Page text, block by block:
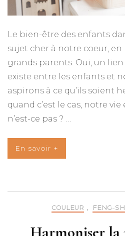
Le bien-être des enfants
sujet cher à notre coeur,
grands parents. Oui, un
existe entre les enfants et
aspirons à ce qu’ils soient
quand c’est le cas, notre
n’est-ce pas ? …
En savoir +
COULEUR , FENG-
Harmoniser la